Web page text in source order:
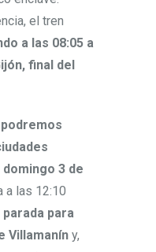
el tren
a las 08:05 a
final del
podremos
3 de
a las 12:10
para
Villamanín y,